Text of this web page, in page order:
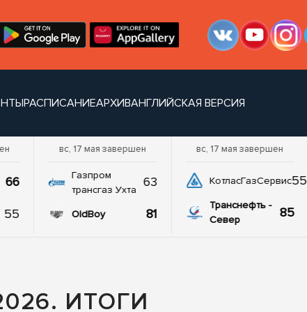
РАСПИСАНИЕАРХИВАНГЛИЙСКАЯ ВЕРСИЯ
66
55
вс, 17 мая завершен
Газпром
трансгаз Ухта
63
OldBoy 81
вс, 17 мая завершен
КотласГазСервис55
Транснефть -
Север
85
ИТОГИ